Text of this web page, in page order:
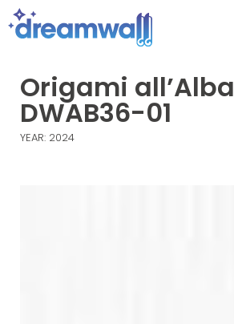
Origami all’Alba
DWAB36-01
YEAR: 2024